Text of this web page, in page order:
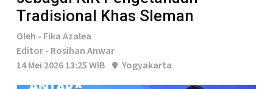
Tradisional Khas Sleman
Oleh - Fika Azalea
Editor - Rosihan Anwar
14 Mei 2026 13:25 WIB
Yogyakarta